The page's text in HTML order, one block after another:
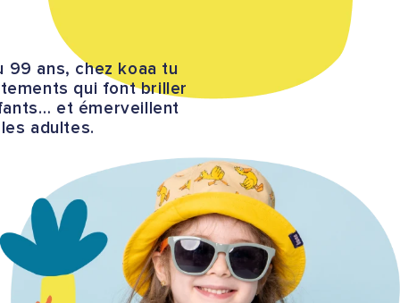
99 ans, chez koaa tu
qui font briller
et émerveillent
adultes.